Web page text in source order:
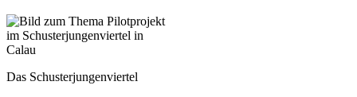
Das Schusterjungenviertel